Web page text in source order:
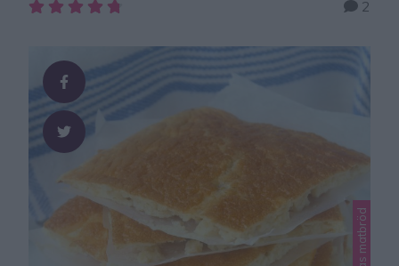
du enkelt gör egen lera hemma. TIPS! Följ mig
msk neutral matoljanågra droppar
hushållsfärg/karamellfärg4 dl vetemjöl2 dl salt2 …
2